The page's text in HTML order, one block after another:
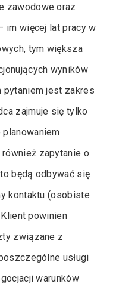
zawodowe oraz
im więcej lat pracy w
tym większa
wyników
pytaniem jest zakres
zajmuje się tylko
również zapytanie o
będą odbywać się
kontaktu (osobiste
powinien
związane z
usługi
warunków